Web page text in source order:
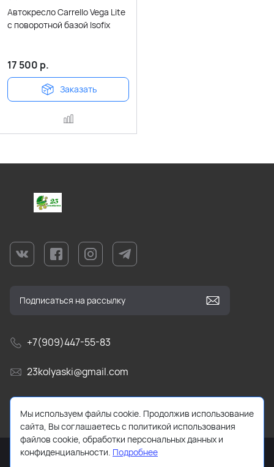
Автокресло Carrello Vega Lite
с поворотной базой Isofix
17 500 р.
Заказать
+7(909)447-55-83
23kolyaski@gmail.com
г. Краснодар, ул Текстильная, д. 9/5.
Мы используем файлы cookie. Продолжив использование
сайта, Вы соглашаетесь с политикой использования
файлов cookie, обработки персональных данных и
конфиденциальности. Подробнее